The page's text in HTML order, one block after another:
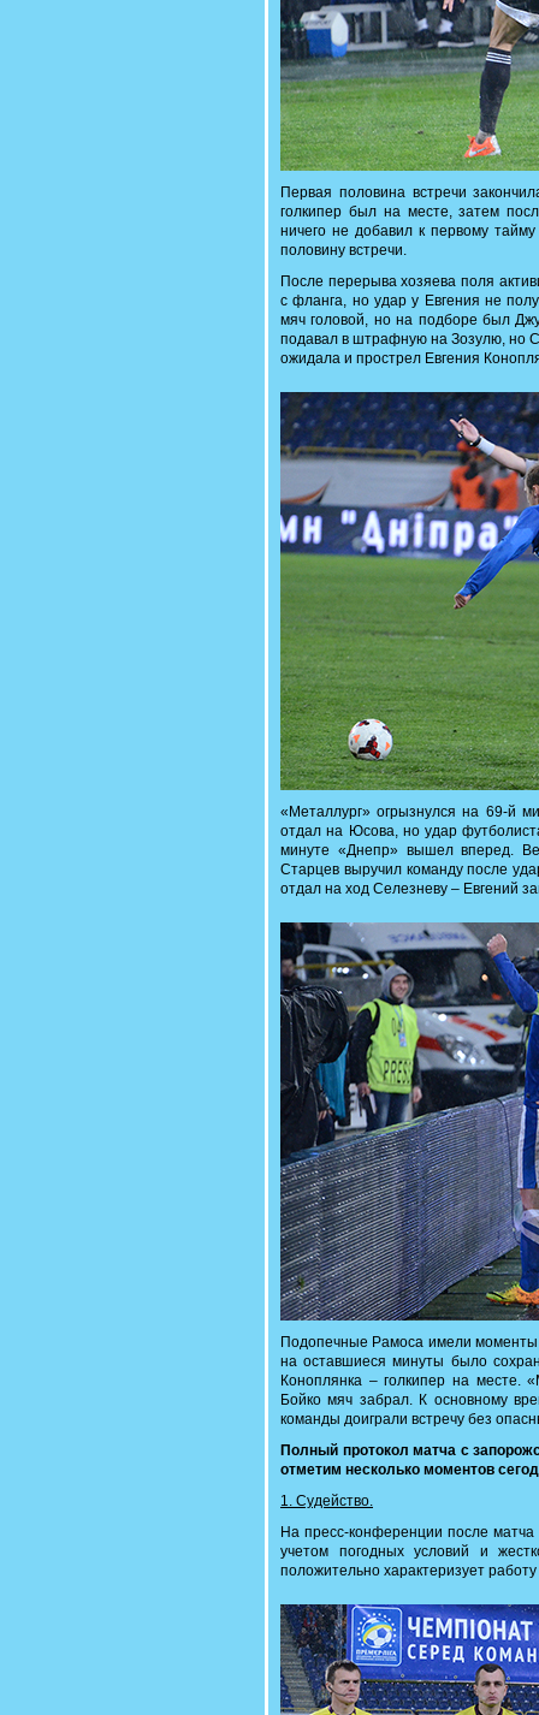
Первая половина встречи
голкипер был на месте, затем
ничего не добавил к первому
половину встречи.
После перерыва хозяева поля
с фланга, но удар у Евгения не
мяч головой, но на подборе был
подавал в штрафную на Зозулю, но
ожидала и прострел Евгения
«Металлург» огрызнулся на 69-й
отдал на Юсова, но удар
минуте «Днепр» вышел вперед.
Старцев выручил команду после
отдал на ход Селезневу – Евгений
Подопечные Рамоса имели моменты
на оставшиеся минуты было
Коноплянка – голкипер на месте.
Бойко мяч забрал. К основному
команды доиграли встречу без
Полный протокол матча с
отметим несколько моментов
1. Судейство.
На пресс-конференции после матча
учетом погодных условий и
положительно характеризует